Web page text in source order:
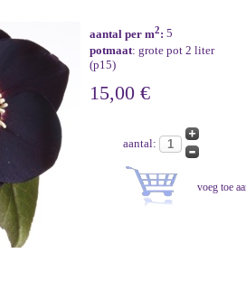
aantal per m2: 5
potmaat: grote pot 2 liter
(p15)
15,00 €
aantal: